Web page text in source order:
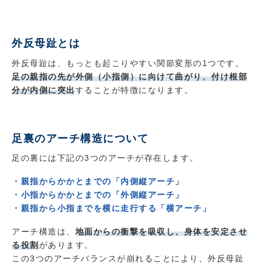
外反母趾とは
外反母趾は、もっとも起こりやすい関節変形の1つです。
足の親指の先が外側（小指側）に向けて曲がり、付け根部
分が内側に突出することが特徴になります。
足裏のアーチ構造について
足の裏には下記の3つのアーチが存在します。
・親指からかかとまでの「内側縦アーチ」
・小指からかかとまでの「外側縦アーチ」
・親指から小指までを横に走行する「横アーチ」
アーチ構造は、 地面からの衝撃を吸収し、身体を安定させ
る役割があります。
この3つのアーチバランスが崩れることにより、外反母趾